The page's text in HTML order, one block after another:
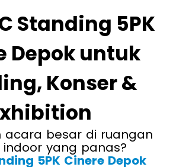
Standing 5PK
Depok untuk
Konser &
besar di ruangan
yang panas?